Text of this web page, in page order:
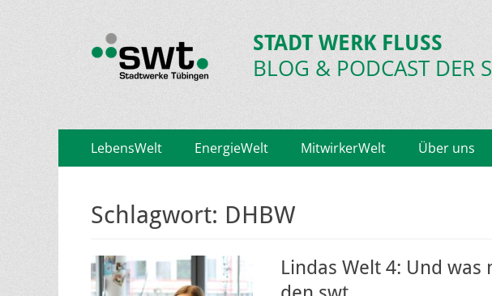
STADT WERK FLUSS
BLOG & PODCAST DER
Primäres
Menü
Inhalt
LebensWelt EnergieWelt MitwirkerWelt Über uns
Schlagwort: DHBW
Lindas Welt 4: Und